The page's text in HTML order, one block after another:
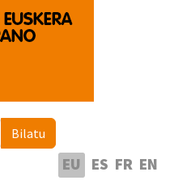
Bilatu
EU ES FR EN